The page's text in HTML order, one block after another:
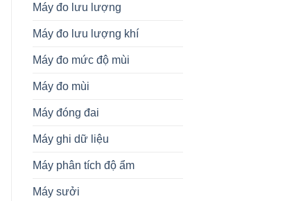
Máy đo lưu lượng
Máy đo lưu lượng khí
Máy đo mức độ mùi
Máy đo mùi
Máy đóng đai
Máy ghi dữ liệu
Máy phân tích độ ẩm
Máy sưởi